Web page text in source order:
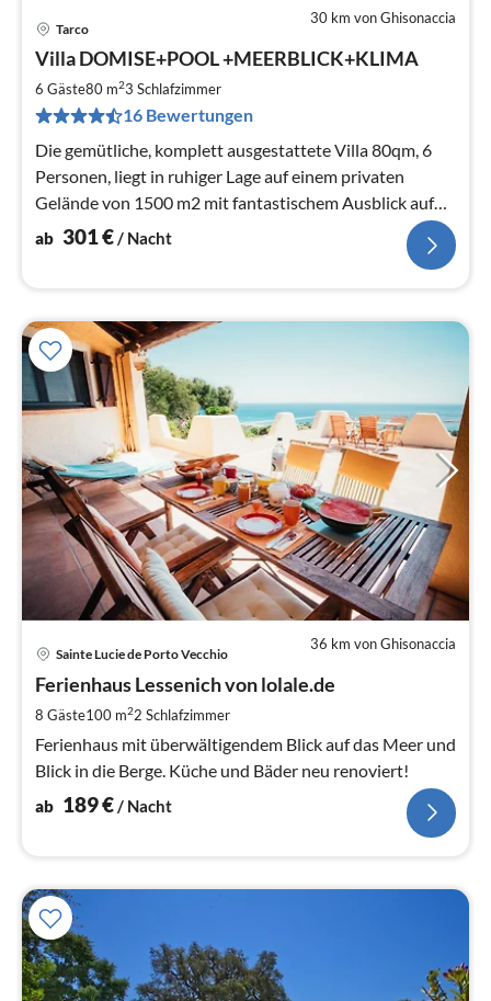
30 km von Ghisonaccia
Tarco
Villa DOMISE+POOL +MEERBLICK+KLIMA
6 Gäste80 m23 Schlafzimmer
16 Bewertungen
Die gemütliche, komplett ausgestattete Villa 80qm, 6
Personen, liegt in ruhiger Lage auf einem privaten
Gelände von 1500 m2 mit fantastischem Ausblick auf
Meer, Strand und Berge.
ab 301€/ Nacht
36 km von Ghisonaccia
Sainte Lucie de Porto Vecchio
Ferienhaus Lessenich von lolale.de
8 Gäste100 m22 Schlafzimmer
Ferienhaus mit überwältigendem Blick auf das Meer und
Blick in die Berge. Küche und Bäder neu renoviert!
ab 189€/ Nacht